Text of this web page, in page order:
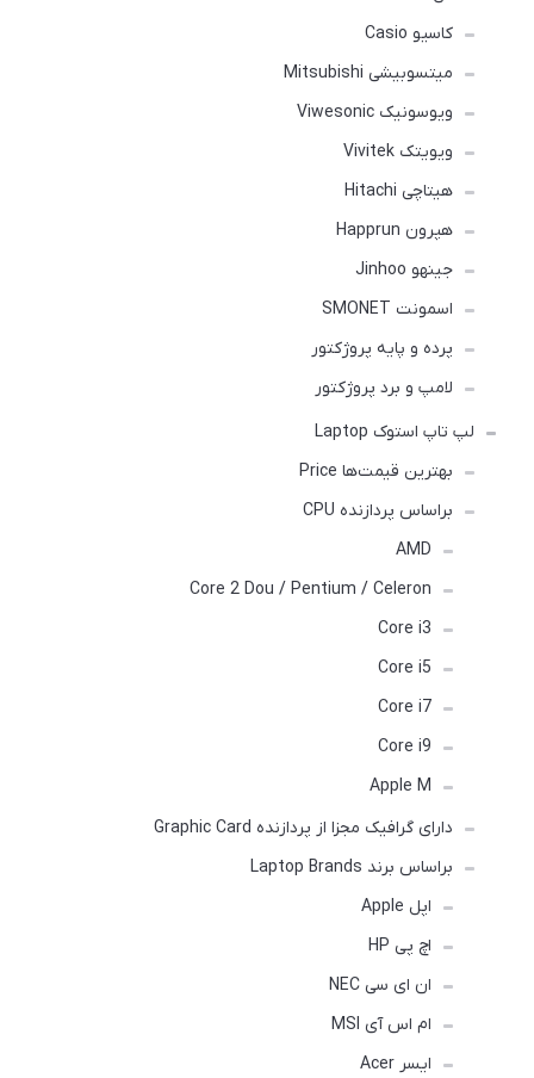
کاسیو Casio
میتسوبیشی Mitsubishi
ویوسونیک Viwesonic
ویویتک Vivitek
هیتاچی Hitachi
هپرون Happrun
جینهو Jinhoo
اسمونت SMONET
پرده و پایه پروژکتور
لامپ و برد پروژکتور
لپ تاپ استوک Laptop
بهترین قیمت‌ها Price
براساس پردازنده CPU
AMD
Core 2 Dou / Pentium / Celeron
Core i3
Core i5
Core i7
Core i9
Apple M
دارای گرافیک مجزا از پردازنده Graphic Card
براساس برند Laptop Brands
اپل Apple
اچ پی HP
ان ای سی NEC
ام اس آی MSI
ایسر Acer